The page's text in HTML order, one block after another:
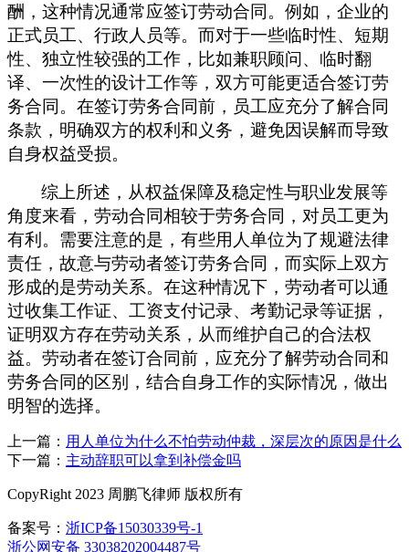
酬，这种情况通常应签订劳动合同。例如，企业的
正式员工、行政人员等。而对于一些临时性、短期
性、独立性较强的工作，比如兼职顾问、临时翻
译、一次性的设计工作等，双方可能更适合签订劳
务合同。在签订劳务合同前，员工应充分了解合同
条款，明确双方的权利和义务，避免因误解而导致
自身权益受损。
综上所述，从权益保障及稳定性与职业发展等
角度来看，劳动合同相较于劳务合同，对员工更为
有利。需要注意的是，有些用人单位为了规避法律
责任，故意与劳动者签订劳务合同，而实际上双方
形成的是劳动关系。在这种情况下，劳动者可以通
过收集工作证、工资支付记录、考勤记录等证据，
证明双方存在劳动关系，从而维护自己的合法权
益。劳动者在签订合同前，应充分了解劳动合同和
劳务合同的区别，结合自身工作的实际情况，做出
明智的选择。
上一篇： 用人单位为什么不怕劳动仲裁，深层次的原因是什么
下一篇： 主动辞职可以拿到补偿金吗
CopyRight 2023 周鹏飞律师 版权所有
备案号： 浙ICP备15030339号-1
浙公网安备 33038202004487号